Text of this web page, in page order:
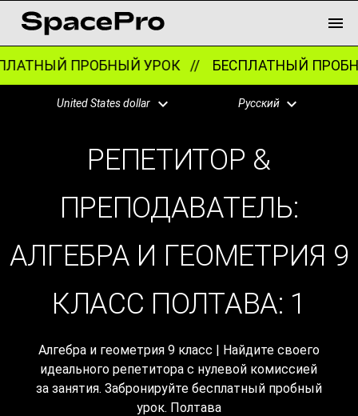
ПРОБНЫЙ УРОК //БЕСПЛАТНЫЙ
United States dollar Русский
РЕПЕТИТОР &
ПРЕПОДАВАТЕЛЬ:
АЛГЕБРА И ГЕОМЕТРИЯ 9
КЛАСС ПОЛТАВА: 1
Алгебра и геометрия 9 класс | Найдите своего
идеального репетитора с нулевой комиссией
за занятия. Забронируйте бесплатный пробный
урок. Полтава